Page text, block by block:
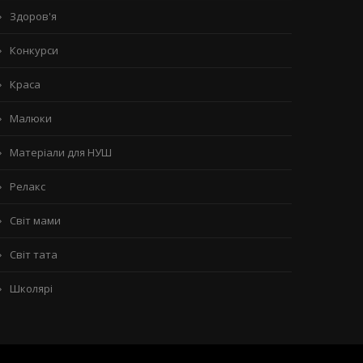
Здоров'я
Конкурси
Краса
Малюки
Матеріали для НУШ
Релакс
Світ мами
Світ тата
Школярі